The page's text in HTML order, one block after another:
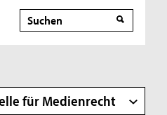
Suche
Suche
für Medienrecht